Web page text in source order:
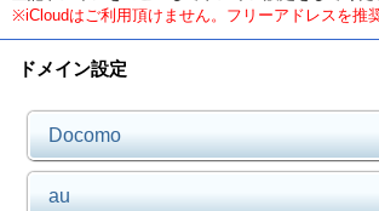
※iCloudはご利用頂けません。フリーアドレスを推
ドメイン設定
Docomo
au